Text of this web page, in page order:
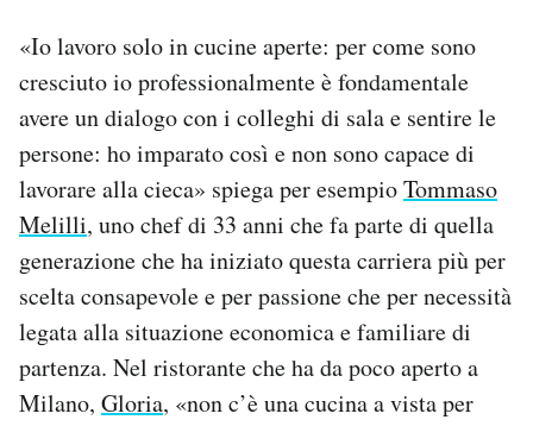
«Io lavoro solo in cucine aperte: per come sono
cresciuto io professionalmente è fondamentale
avere un dialogo con i colleghi di sala e sentire le
persone: ho imparato così e non sono capace di
lavorare alla cieca» spiega per esempioTommaso
Melilli, uno chef di 33 anni che fa parte di quella
generazione che ha iniziato questa carriera più per
scelta consapevole e per passione che per necessità
legata alla situazione economica e familiare di
partenza. Nel ristorante che ha da poco aperto a
Milano, Gloria, «non c’è una cucina a vista per